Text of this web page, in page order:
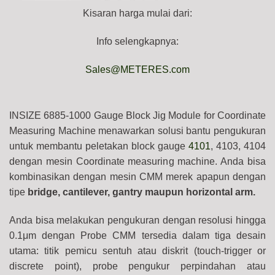
Kisaran harga mulai dari:
Info selengkapnya:
Sales@METERES.com
INSIZE 6885-1000 Gauge Block Jig Module for Coordinate
Measuring Machine menawarkan solusi bantu pengukuran
untuk membantu peletakan block gauge 4101, 4103, 4104
dengan mesin Coordinate measuring machine. Anda bisa
kombinasikan dengan mesin CMM merek apapun dengan
tipe bridge, cantilever, gantry maupun horizontal arm.
Anda bisa melakukan pengukuran dengan resolusi hingga
0.1μm dengan Probe CMM tersedia dalam tiga desain
utama: titik pemicu sentuh atau diskrit (touch-trigger or
discrete point), probe pengukur perpindahan atau